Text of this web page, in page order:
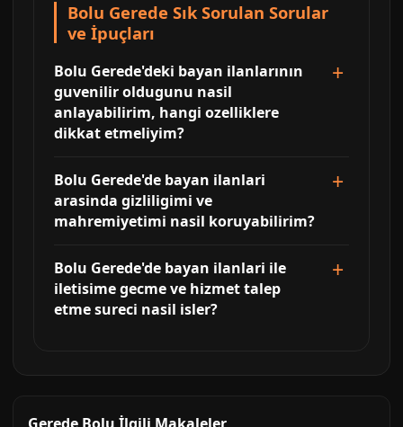
Bolu Gerede Sık Sorulan Sorular
ve İpuçları
Bolu Gerede'deki bayan ilanlarının
guvenilir oldugunu nasil
anlayabilirim, hangi ozelliklere
dikkat etmeliyim?
Bolu Gerede'de bayan ilanlari
arasinda gizliligimi ve
mahremiyetimi nasil koruyabilirim?
Bolu Gerede'de bayan ilanlari ile
iletisime gecme ve hizmet talep
etme sureci nasil isler?